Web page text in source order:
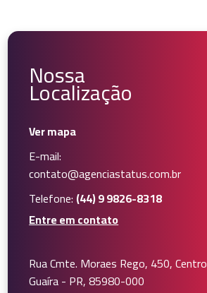
Nossa
Localização
Ver mapa
E-mail:
contato@agenciastatus.com.br
Telefone: (44) 9 9826-8318
Entre em contato
Rua Cmte. Moraes Rego, 450, Centro
Guaíra - PR, 85980-000